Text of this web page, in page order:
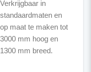
Verkrijgbaar in
standaardmaten en
op maat te maken tot
3000 mm hoog en
1300 mm breed.